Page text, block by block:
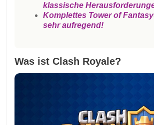
klassische
Komplettes Tower of
sehr aufregend!
Was ist Clash Royale?